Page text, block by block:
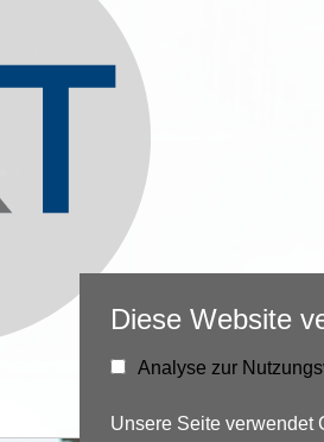
Diese Website
Analyse zur
Unsere Seite verwendet